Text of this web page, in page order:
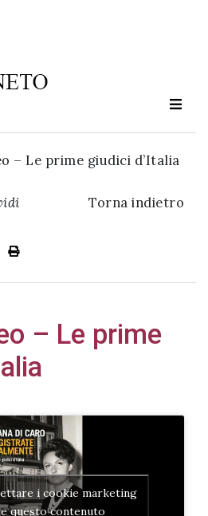
– Le prime giudici d’Italia
Torna indietro
– Le prime
i cookie marketing
questo contenuto